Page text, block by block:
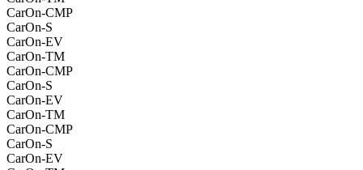
CarOn-CMP
CarOn-S
CarOn-EV
CarOn-TM
CarOn-CMP
CarOn-S
CarOn-EV
CarOn-TM
CarOn-CMP
CarOn-S
CarOn-EV